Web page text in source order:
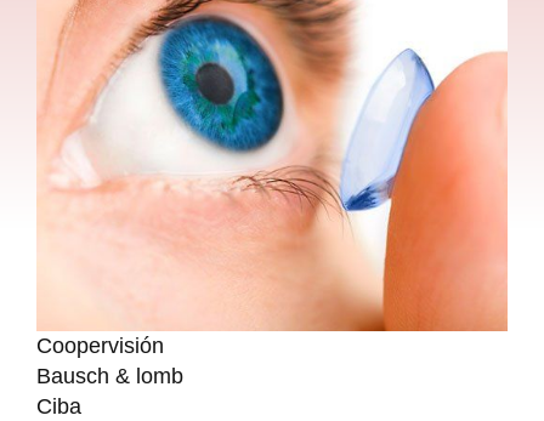
Coopervisión
Bausch & lomb
Ciba